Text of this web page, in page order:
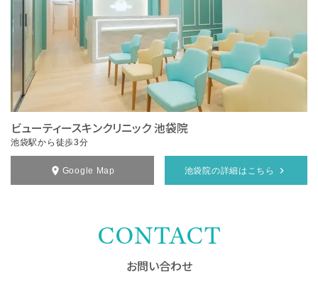
ビューティースキンクリニック 池袋院
池袋駅から徒歩3分
Google Map 池袋院の詳細はこちら
CONTACT
お問い合わせ